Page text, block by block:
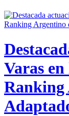
Varas
Ranking